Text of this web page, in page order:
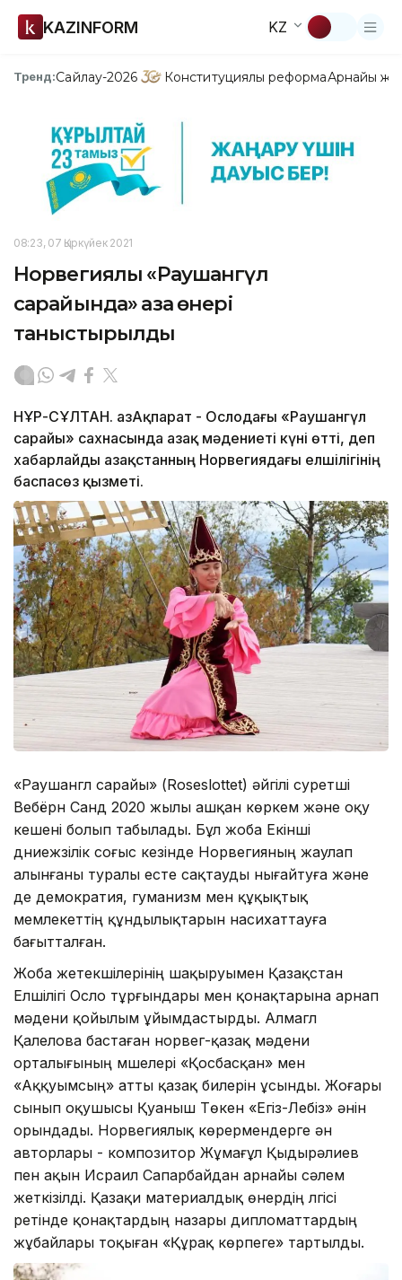
KAZINFORM KZ
Тренд:Сайлау-2026 Конституциялық реформаАрнайы
08:23, 07 Қыркүйек 2021
Норвегиялық «Раушангүл
сарайында» қазақ өнері
таныстырылды
НҰР-СҰЛТАН. ҚазАқпарат - Ослодағы «Раушангүл
сарайы» сахнасында Қазақ мәдениеті күні өтті, деп
хабарлайды Қазақстанның Норвегиядағы елшілігінің
баспасөз қызметі.
«Раушангүл сарайы» (Roseslottet) әйгілі суретші
Вебёрн Санд 2020 жылы ашқан көркем және оқу
кешені болып табылады. Бұл жоба Екінші
дүниежүзілік соғыс кезінде Норвегияның жаулап
алынғаны туралы есте сақтауды нығайтуға және
де демократия, гуманизм мен құқықтық
мемлекеттің құндылықтарын насихаттауға
бағытталған.
Жоба жетекшілерінің шақыруымен Қазақстан
Елшілігі Осло тұрғындары мен қонақтарына арнап
мәдени қойылым ұйымдастырды. Алмагүл
Қалелова бастаған норвег-қазақ мәдени
орталығының мүшелері «Қосбасқан» мен
«Аққуымсың» атты қазақ билерін ұсынды. Жоғары
сынып оқушысы Қуаныш Төкен «Егіз-Лебіз» әнін
орындады. Норвегиялық көрермендерге ән
авторлары - композитор Жұмағұл Қыдырәлиев
пен ақын Исраил Сапарбайдан арнайы сәлем
жеткізілді. Қазақи материалдық өнердің үлгісі
ретінде қонақтардың назары дипломаттардың
жұбайлары тоқыған «Құрақ көрпеге» тартылды.